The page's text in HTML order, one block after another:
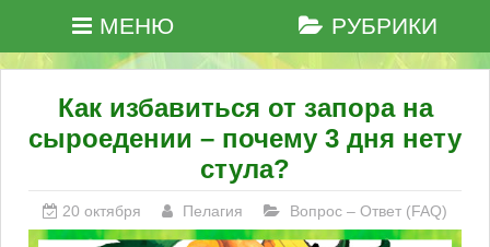
МЕНЮ РУБРИКИ
Как избавиться от запора на
сыроедении – почему 3 дня нету
стула?
20 октября Пелагия Вопрос – Ответ (FAQ)